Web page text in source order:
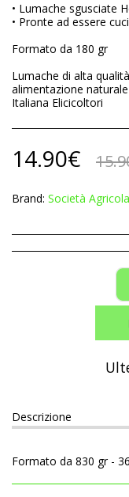
• Lumache sgusciate
• Pronte ad essere
Formato da 180 gr
Lumache di alta
alimentazione
Italiana Elicicoltori
14.90€
Brand: Società
Descrizione
Formato da 830 gr -